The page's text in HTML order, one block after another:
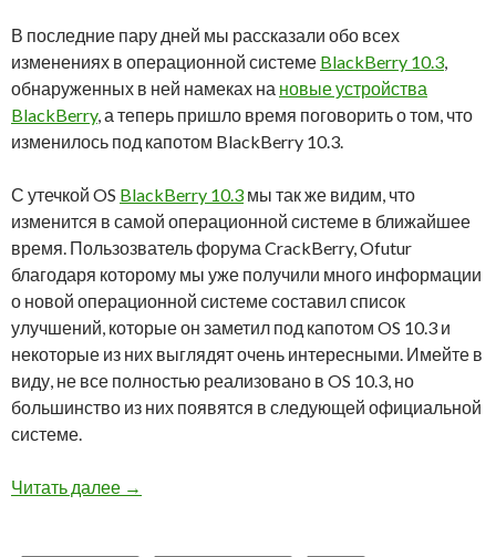
В последние пару дней мы рассказали обо всех
изменениях в операционной системе BlackBerry 10.3
обнаруженных в ней намеках на новые устройства
BlackBerry, а теперь пришло время поговорить о том, что
изменилось под капотом BlackBerry 10.3.
С утечкой OS BlackBerry 10.3 мы так же видим, что
изменится в самой операционной системе в ближайшее
время. Пользозватель форума CrackBerry, Ofutur
благодаря которому мы уже получили много информации
о новой операционной системе составил список
улучшений, которые он заметил под капотом OS 10.3 и
некоторые из них выглядят очень интересными. Имейте в
виду, не все полностью реализовано в OS 10.3, но
большинство из них появятся в следующей официальной
системе.
Читать далее Что нового внутри BlackBerry OS 10.3?
→